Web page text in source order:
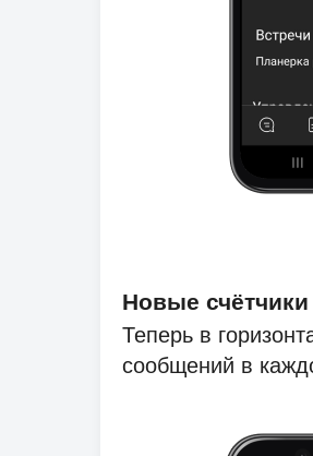
Новые
Теперь в
сообщений в